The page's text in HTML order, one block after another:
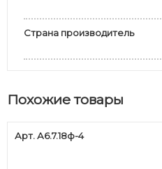
Страна производитель
Похожие товары
Арт. А6.7.18ф-4